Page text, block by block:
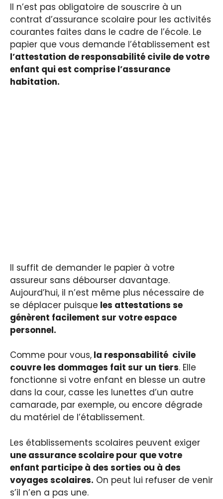
Il n’est pas obligatoire de souscrire à un
contrat d’assurance scolaire pour les activités
courantes faites dans le cadre de l’école. Le
papier que vous demande l’établissement est
l’attestation de responsabilité civile de votre
enfant qui est comprise l’assurance
habitation.
Il suffit de demander le papier à votre
assureur sans débourser davantage.
Aujourd’hui, il n’est même plus nécessaire de
se déplacer puisque les attestations se
génèrent facilement sur votre espace
personnel.
Comme pour vous, la responsabilité civile
couvre les dommages fait sur un tiers. Elle
fonctionne si votre enfant en blesse un autre
dans la cour, casse les lunettes d’un autre
camarade, par exemple, ou encore dégrade
du matériel de l’établissement.
Les établissements scolaires peuvent exiger
une assurance scolaire pour que votre
enfant participe à des sorties ou à des
voyages scolaires. On peut lui refuser de venir
s’il n’en a pas une.